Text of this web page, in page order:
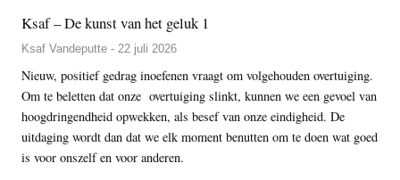
Ksaf – De kunst van het geluk 1
Ksaf Vandeputte - 22 juli 2026
Nieuw, positief gedrag inoefenen vraagt om volgehouden overtuiging.
Om te beletten dat onze overtuiging slinkt, kunnen we een gevoel van
hoogdringendheid opwekken, als besef van onze eindigheid. De
uitdaging wordt dan dat we elk moment benutten om te doen wat goed
is voor onszelf en voor anderen.